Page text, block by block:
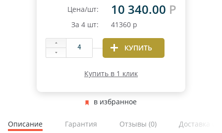
Цена/шт: 10 340.00 Р
За 4 шт: 41360 р
КУПИТЬ
Купить в 1 клик
в избранное
Описание Гарантия Отзывы (0) Доставка и